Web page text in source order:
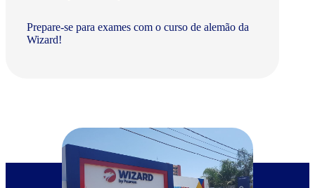
Prepare-se para exames com o curso de alemão da
Wizard!